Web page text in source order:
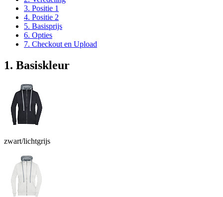
3. Positie 1
4. Positie 2
5. Basisprijs
6. Opties
7. Checkout en Upload
1. Basiskleur
zwart/lichtgrijs